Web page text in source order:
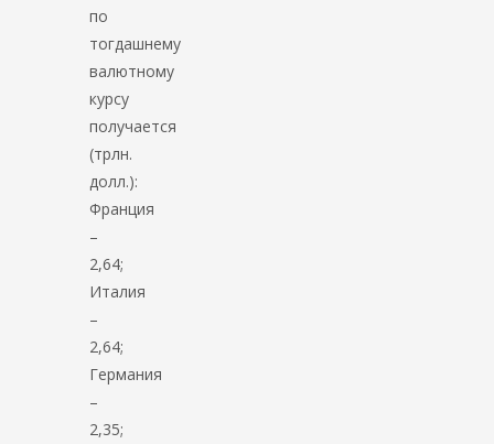
по
тогдашнему
валютному
курсу
получается
(трлн.
долл.):
Франция
–
2,64;
Италия
–
2,64;
Германия
–
2,35;